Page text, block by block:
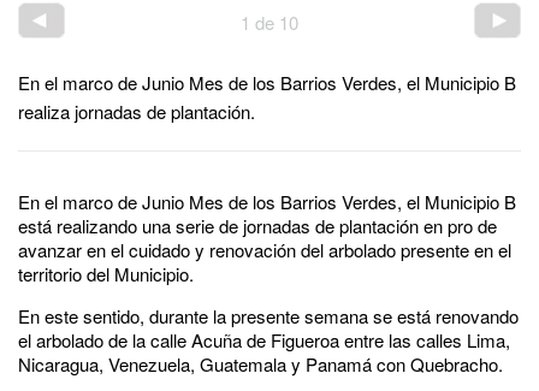
1 de 10
En el marco de Junio Mes de los Barrios Verdes, el Municipio B
realiza jornadas de plantación.
En el marco de Junio Mes de los Barrios Verdes, el Municipio B
está realizando una serie de jornadas de plantación en pro de
avanzar en el cuidado y renovación del arbolado presente en el
territorio del Municipio.
En este sentido, durante la presente semana se está renovando
el arbolado de la calle Acuña de Figueroa entre las calles Lima,
Nicaragua, Venezuela, Guatemala y Panamá con Quebracho.